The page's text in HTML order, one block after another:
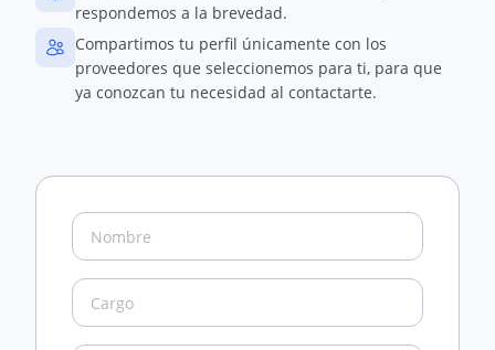
respondemos a la brevedad.
Compartimos tu perfil únicamente con los
proveedores que seleccionemos para ti, para que
ya conozcan tu necesidad al contactarte.